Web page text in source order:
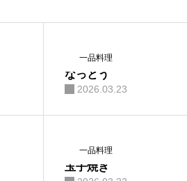
一品料理
なっとう
2026.03.23
一品料理
玉子焼き